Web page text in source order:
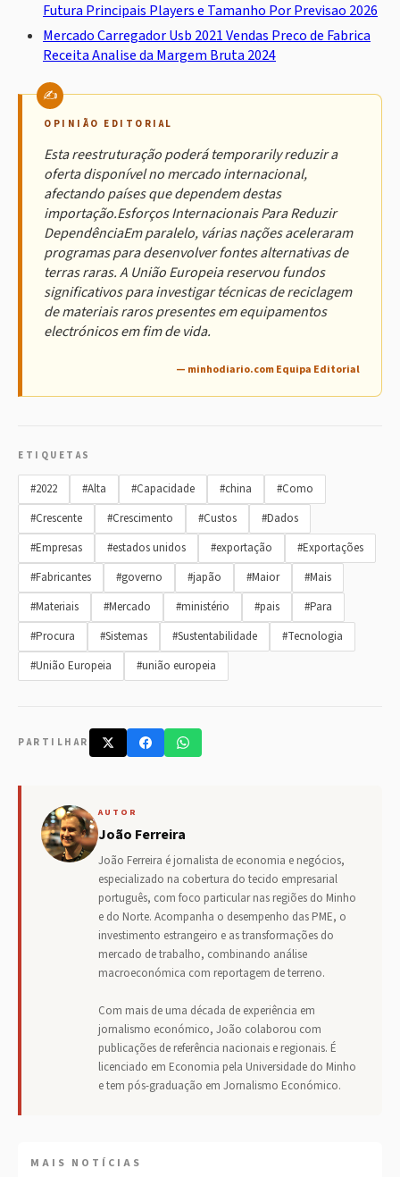
Futura Principais Players e Tamanho Por Previsao 2026
Mercado Carregador Usb 2021 Vendas Preco de Fabrica
Receita Analise da Margem Bruta 2024
OPINIÃO EDITORIAL
Esta reestruturação poderá temporarily reduzir a
oferta disponível no mercado internacional,
afectando países que dependem destas
importação.Esforços Internacionais Para Reduzir
DependênciaEm paralelo, várias nações aceleraram
programas para desenvolver fontes alternativas de
terras raras. A União Europeia reservou fundos
significativos para investigar técnicas de reciclagem
de materiais raros presentes em equipamentos
electrónicos em fim de vida.
— minhodiario.com Equipa Editorial
ETIQUETAS
#2022 #Alta #Capacidade #china
#Como
#Crescente
#Crescimento #Custos
#Dados
#Empresas
#estados unidos #exportação
#Exportações
#Fabricantes
#governo #japão #Maior
#Mais
#Materiais
#Mercado #ministério #pais
#Para
#Procura
#Sistemas #Sustentabilidade
#Tecnologia
#União Europeia
#união europeia
PARTILHAR
AUTOR
João Ferreira
João Ferreira é jornalista de economia e negócios,
especializado na cobertura do tecido empresarial
português, com foco particular nas regiões do Minho
e do Norte. Acompanha o desempenho das PME, o
investimento estrangeiro e as transformações do
mercado de trabalho, combinando análise
macroeconómica com reportagem de terreno.
Com mais de uma década de experiência em
jornalismo económico, João colaborou com
publicações de referência nacionais e regionais. É
licenciado em Economia pela Universidade do Minho
e tem pós-graduação em Jornalismo Económico.
MAIS NOTÍCIAS